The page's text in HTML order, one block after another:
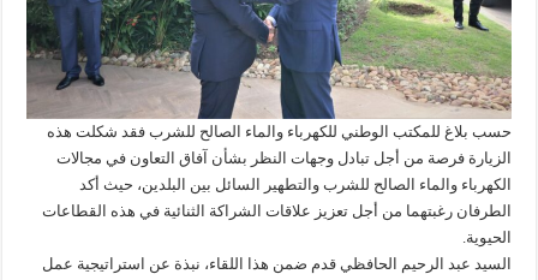
حسب بلاغ للمكتب الوطني للكهرباء والماء الصالح للشرب فقد شكلت هذه
الزيارة فرصة من أجل تبادل وجهات النظر بشأن آفاق التعاون في مجالات
الكهرباء والماء الصالح للشرب والتطهير السائل بين البلدين، حيث أكد
الطرفان رغبتهما من أجل تعزيز علاقات الشراكة الثنائية في هذه القطاعات
الحيوية.
السيد عبد الرحيم الحافظي قدم ضمن هذا اللقاء، نبذة عن استراتيجية عمل